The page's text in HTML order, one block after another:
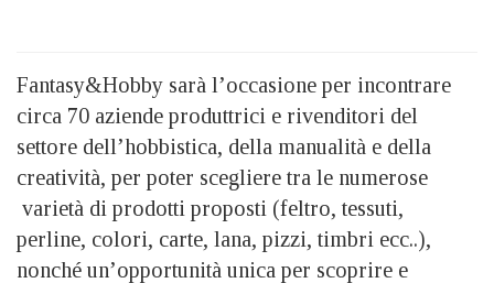
Fantasy&Hobby sarà l’occasione per incontrare
circa 70 aziende produttrici e rivenditori del
settore dell’hobbistica, della manualità e della
creatività, per poter scegliere tra le numerose
varietà di prodotti proposti (feltro, tessuti,
perline, colori, carte, lana, pizzi, timbri ecc..),
nonché un’opportunità unica per scoprire e